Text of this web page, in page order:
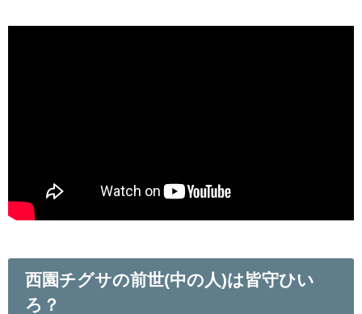
西園チグサの前世(中の人)は皆守ひい
ろ？